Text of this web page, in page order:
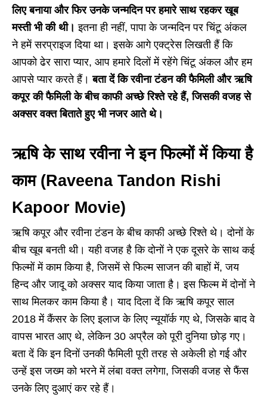
लिए बनाया और फिर उनके जन्मदिन पर हमारे साथ रहकर खूब
मस्ती भी की थी।इतना ही नहीं, पापा के जन्मदिन पर चिंटू अंकल
ने हमें सरप्राइज दिया था। इसके आगे एक्ट्रेस लिखती हैं कि
आपको ढेर सारा प्यार, आप हमारे दिलों में रहेंगे चिंटू अंकल और हम
आपसे प्यार करते हैं।बता दें कि रवीना टंडन की फैमिली और ऋषि
कपूर की फैमिली के बीच काफी अच्छे रिश्ते रहे हैं, जिसकी वजह से
अक्सर वक्त बिताते हुए भी नजर आते थे।
ऋषि के साथ रवीना ने इन फिल्मों में किया है
काम (Raveena Tandon Rishi
Kapoor Movie)
ऋषि कपूर और रवीना टंडन के बीच काफी अच्छे रिश्ते थे। दोनों के
बीच खूब बनती थी। यही वजह है कि दोनों ने एक दूसरे के साथ कई
फिल्मों में काम किया है, जिसमें से फिल्म साजन की बाहों में, जय
हिन्द और जादू को अक्सर याद किया जाता है। इस फिल्म में दोनों ने
साथ मिलकर काम किया है। याद दिला दें कि ऋषि कपूर साल
2018 में कैंसर के लिए इलाज के लिए न्यूयॉर्क गए थे, जिसके बाद वे
वापस भारत आए थे, लेकिन 30 अप्रैल को पूरी दुनिया छोड़ गए।
बता दें कि इन दिनों उनकी फैमिली पूरी तरह से अकेली हो गई और
उन्हें इस जख्म को भरने में लंबा वक्त लगेगा, जिसकी वजह से फैंस
उनके लिए दुआएं कर रहे हैं।